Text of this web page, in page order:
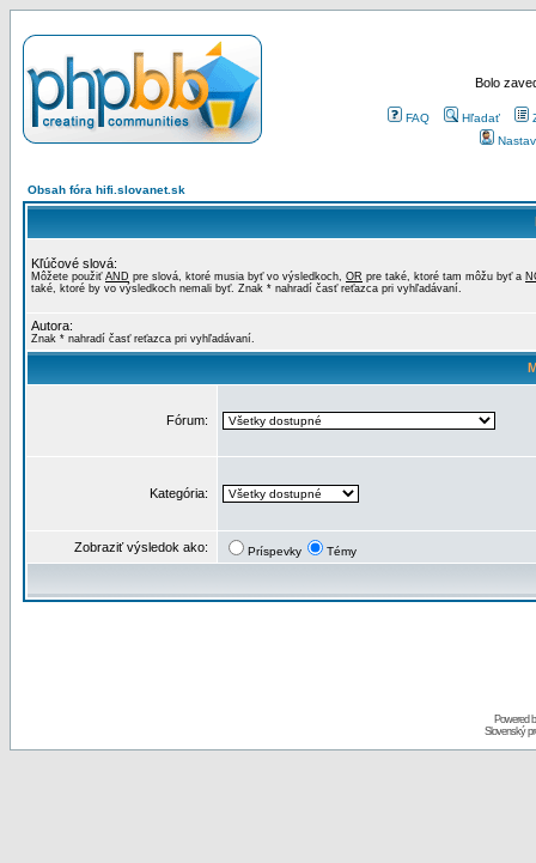
Bolo
FAQ Hľadať
Obsah fóra hifi.slovanet.sk
Kľúčové slová:
Môžete použiť AND pre slová, ktoré musia byť vo výsledkoch, OR pre také, ktoré tam môžu byť a
také, ktoré by vo výsledkoch nemali byť. Znak * nahradí časť reťazca pri vyhľadávaní.
Autora:
Znak * nahradí časť reťazca pri vyhľadávaní.
Fórum:
Kategória:
Zobraziť výsledok ako: Príspevky Témy
Powered
Slovenský